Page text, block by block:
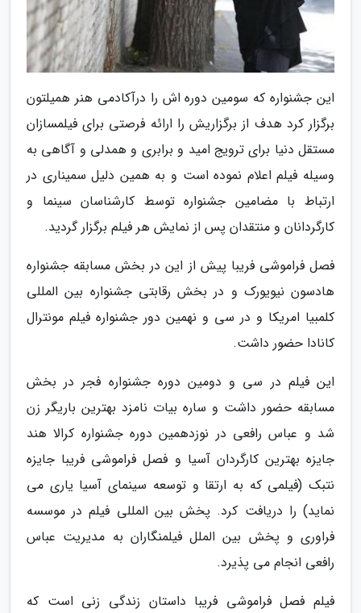
این جشنواره که سومین دوره اش را درآکادمی هنر همیلتون
برگزار کرد هدف از برگزاریش را ارائه فرصتی برای فیلمسازان
مستقل دنیا برای ترویج امید و برابری و همدلی و آگاهی به
وسیله فیلم اعلام نموده است و به همین دلیل سمیناری در
ارتباط با مضامین جشنواره توسط کارشناسان سینما و
کارگردانان و منتقدان پس از نمایش هر فیلم برگزار گردید.
فصل فراموشی فریبا پیش از این در بخش مسابقه جشنواره
هادسون نیویورک و در بخش رقابتی جشنواره بین المللی
کلمبیا امریکا و در سی و نهمین دور جشنواره فیلم مونترال
کانادا حضور داشت.
این فیلم در سی و دومین دوره جشنواره فجر در بخش
مسابقه حضور داشت و ساره بیات نامزد بهترین باریگر زن
شد و عباس رافعی در نوزدهمین دوره جشنواره کرالا هند
جایزه بهترین کارگردان آسیا و فصل فراموشی فریبا جایزه
نتبک (فیلمی که به ارتقا و توسعه سینمای آسیا یاری می
نماید) را دریافت کرد. پخش بین المللی فیلم در موسسه
فراوری و پخش بین الملل فیلمنگاران به مدیریت عباس
رافعی انجام می پذیرد.
فیلم فصل فراموشی فریبا داستان زندگی زنی است که